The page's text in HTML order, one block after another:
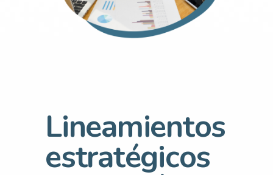
Lineamientos
estratégicos